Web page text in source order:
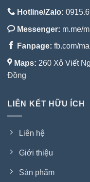
Hotline/Zalo:
Messenger: m.me/
Fanpage: fb.com/
Maps: 260 Xô Viết
Đồng
LIÊN KẾT HỮU ÍCH
Liên hệ
Giới thiệu
Sản phẩm